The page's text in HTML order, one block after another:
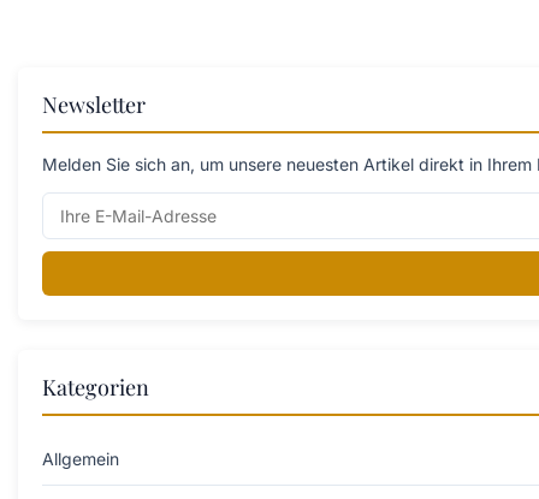
Newsletter
Melden Sie sich an, um unsere neuesten Artikel direkt in
Kategorien
Allgemein